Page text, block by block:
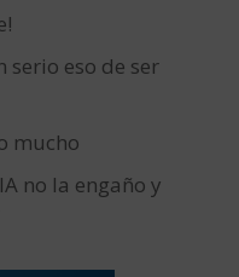
serio eso de ser
mucho
no la engaño y